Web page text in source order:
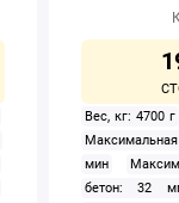
Вес, кг: 4700 г
мин
бетон: 32